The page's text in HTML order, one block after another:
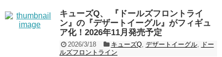
キューズQ、 『ドールズフロントライ
ン』の『デザートイーグル』がフィギュ
ア化！2026年11月発売予定
2026/3/18 キューズQ, デザートイーグル, ドー
ルズフロントライン